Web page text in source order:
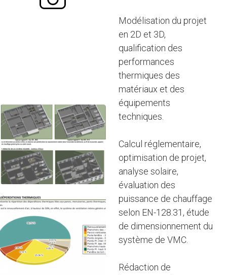
Modélisation du projet
en 2D et 3D,
qualification des
performances
thermiques des
matériaux et des
équipements
techniques.
Calcul réglementaire,
optimisation de projet,
analyse solaire,
évaluation des
puissance de chauffage
selon EN-128.31, étude
de dimensionnement du
système de VMC.
Rédaction de